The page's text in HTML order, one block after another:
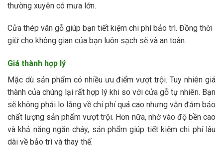
thường xuyên có mưa lớn.
Cửa thép vân gỗ giúp bạn tiết kiệm chi phí bảo trì. Đồng thời
giữ cho không gian của bạn luôn sạch sẽ và an toàn.
Giá thành hợp lý
Mặc dù sản phẩm có nhiều ưu điểm vượt trội. Tuy nhiên giá
thành của chúng lại rất hợp lý khi so với cửa gỗ tự nhiên. Bạn
sẽ không phải lo lắng về chi phí quá cao nhưng vẫn đảm bảo
chất lượng sản phẩm vượt trội. Hơn nữa, nhờ vào độ bền cao
và khả năng ngăn cháy, sản phẩm giúp tiết kiệm chi phí lâu
dài về bảo trì và thay thế.